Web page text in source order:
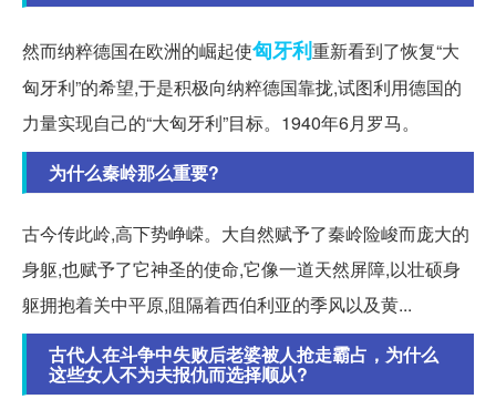
然而纳粹德国在欧洲的崛起使匈牙利重新看到了恢复“大
匈牙利”的希望,于是积极向纳粹德国靠拢,试图利用德国的
力量实现自己的“大匈牙利”目标。1940年6月罗马。
为什么秦岭那么重要?
古今传此岭,高下势峥嵘。大自然赋予了秦岭险峻而庞大的
身躯,也赋予了它神圣的使命,它像一道天然屏障,以壮硕身
躯拥抱着关中平原,阻隔着西伯利亚的季风以及黄...
古代人在斗争中失败后老婆被人抢走霸占，为什么
这些女人不为夫报仇而选择顺从?